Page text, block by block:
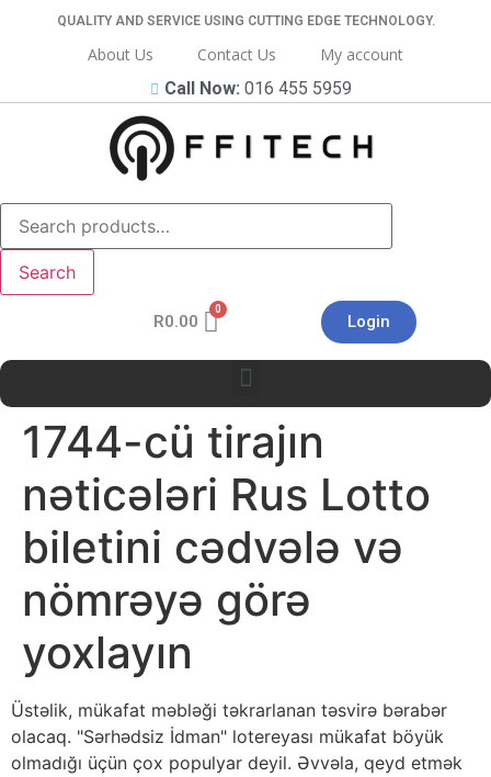
QUALITY AND SERVICE USING CUTTING EDGE TECHNOLOGY.
About Us Contact Us
My account
Call Now: 016 455 5959
Search
R0.00 Login
1744-cü tirajın
nəticələri Rus Lotto
biletini cədvələ və
nömrəyə görə
yoxlayın
Üstəlik, mükafat məbləği təkrarlanan təsvirə bərabər
olacaq. "Sərhədsiz İdman" lotereyası mükafat böyük
olmadığı üçün çox populyar deyil. Əvvəla, qeyd etmək